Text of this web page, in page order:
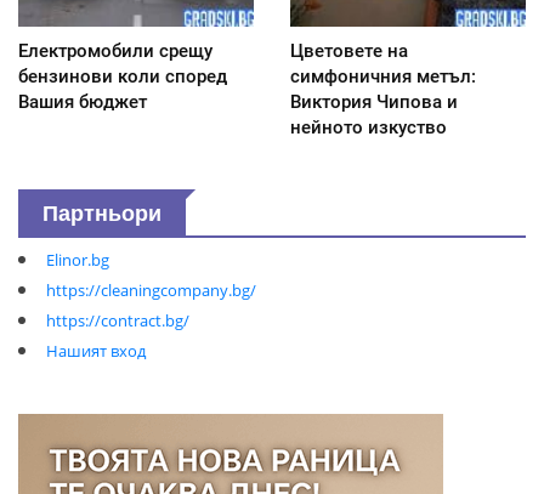
Електромобили срещу
бензинови коли според
Вашия бюджет
Цветовете на
симфоничния метъл:
Виктория Чипова и
нейното изкуство
Партньори
Elinor.bg
https://cleaningcompany.bg/
https://contract.bg/
Нашият вход